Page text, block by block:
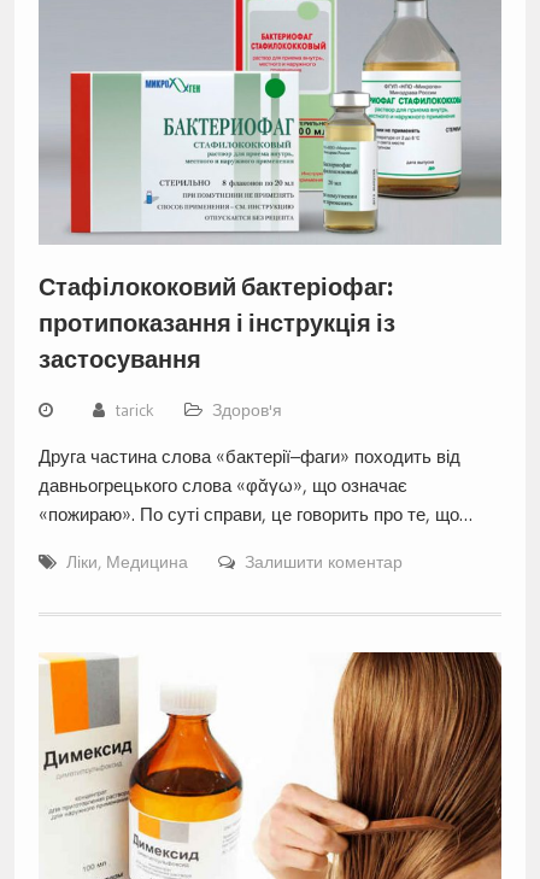
Стафілококовий бактеріофаг:
протипоказання і інструкція із
застосування
tarick Здоров'я
Друга частина слова «бактерії–фаги» походить від
давньогрецького слова «φᾰγω», що означає
«пожираю». По суті справи, це говорить про те, що…
Ліки, Медицина Залишити коментар